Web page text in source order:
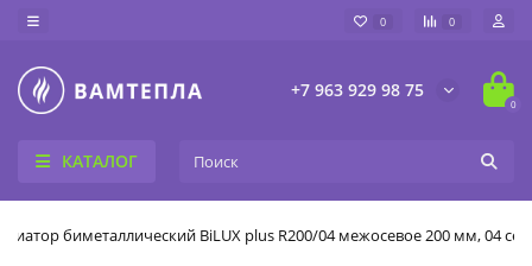
0 0
+7 963 929 98 75
0
КАТАЛОГ
биметаллический BiLUX plus R200/04 межосевое 200 мм, 04